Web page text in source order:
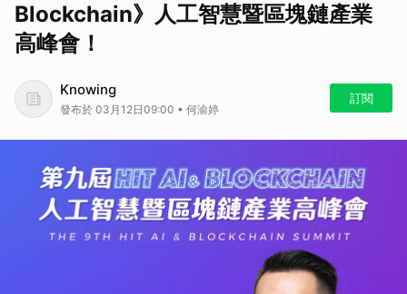
Blockchain》人工智慧暨區塊鏈產業
高峰會！
Knowing
發布於 03月12日09:00 • 何渝婷
訂閱